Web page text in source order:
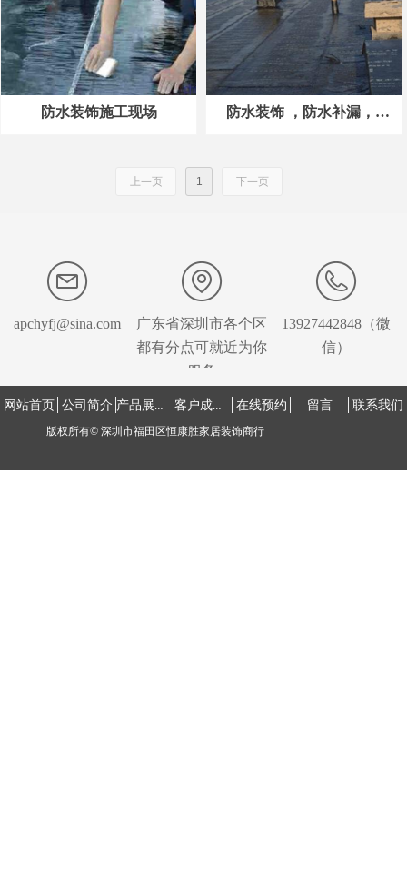
防水装饰施工现场
防水装饰 ，防水补漏，防
上一页 1 下一页
网站首页 公司简介 产品展示中心 客户成功案例 在线预约 留言 联系我们
版权所有© 深圳市福田区恒康胜家居装饰商行
apchyfj@sina.com
广东省深圳市各个区
都有分点可就近为你
服务
13927442848（微
信）